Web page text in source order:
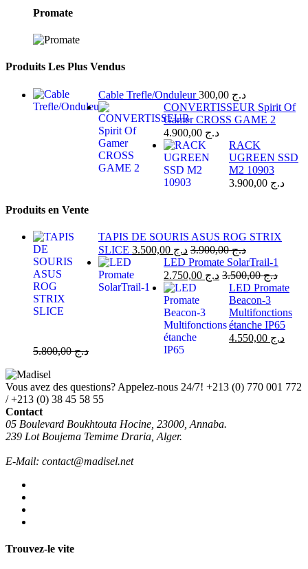
Promate
Produits Les Plus Vendus
Cable Trefle/Onduleur د.ج
CONVERTISSEUR Spirit Of
Gamer CROSS GAME 2
د.ج
RACK
UGREEN SSD
M2 10903
د.ج
Produits en Vente
TAPIS DE SOURIS ASUS ROG STRIX
SLICE
د.ج د.ج3.900,00
LED Promate SolarTrail-1
د.ج
د.ج3.500,00
LED Promate
Beacon-3
Multifonctions
étanche IP65
د.ج
د.ج5.800,00
Vous avez des questions? Appelez-nous 24/7! +213 (0) 770 001 772
/ +213 (0) 38 45 58 55
Contact
05 Boulevard Boukhtouta Hocine, 23000, Annaba.
239 Lot Boujema Temime Draria, Alger.
E-Mail: contact@madisel.net
Trouvez-le vite